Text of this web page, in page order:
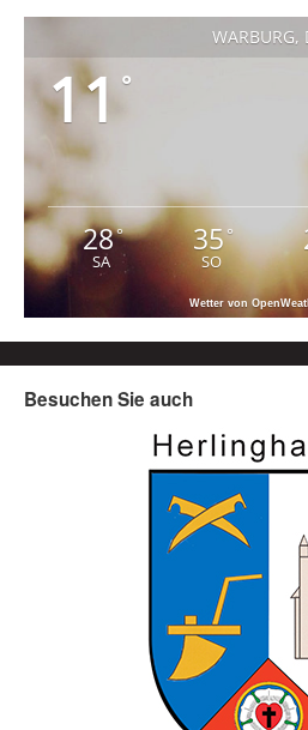
WARBURG,
11°
28°
SA
35°
SO
Wetter von
Besuchen Sie auch